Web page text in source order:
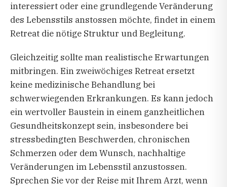
interessiert oder eine grundlegende Veränderung
des Lebensstils anstossen möchte, findet in einem
Retreat die nötige Struktur und Begleitung.
Gleichzeitig sollte man realistische Erwartungen
mitbringen. Ein zweiwöchiges Retreat ersetzt
keine medizinische Behandlung bei
schwerwiegenden Erkrankungen. Es kann jedoch
ein wertvoller Baustein in einem ganzheitlichen
Gesundheitskonzept sein, insbesondere bei
stressbedingten Beschwerden, chronischen
Schmerzen oder dem Wunsch, nachhaltige
Veränderungen im Lebensstil anzustossen.
Sprechen Sie vor der Reise mit Ihrem Arzt, wenn